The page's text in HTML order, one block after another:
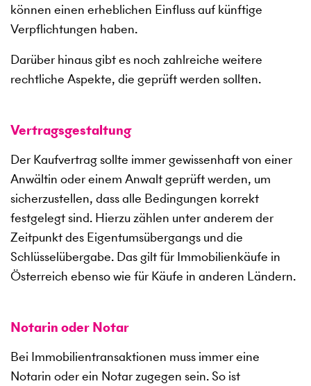
können einen erheblichen Einfluss auf künftige
Verpflichtungen haben.
Darüber hinaus gibt es noch zahlreiche weitere
rechtliche Aspekte, die geprüft werden sollten.
Vertragsgestaltung
Der Kaufvertrag sollte immer gewissenhaft von einer
Anwältin oder einem Anwalt geprüft werden, um
sicherzustellen, dass alle Bedingungen korrekt
festgelegt sind. Hierzu zählen unter anderem der
Zeitpunkt des Eigentumsübergangs und die
Schlüsselübergabe. Das gilt für Immobilienkäufe in
Österreich ebenso wie für Käufe in anderen Ländern.
Notarin oder Notar
Bei Immobilientransaktionen muss immer eine
Notarin oder ein Notar zugegen sein. So ist